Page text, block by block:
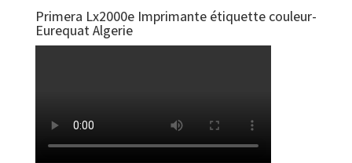
Primera Lx2000e Imprimante étiquette couleur-
Eurequat Algerie